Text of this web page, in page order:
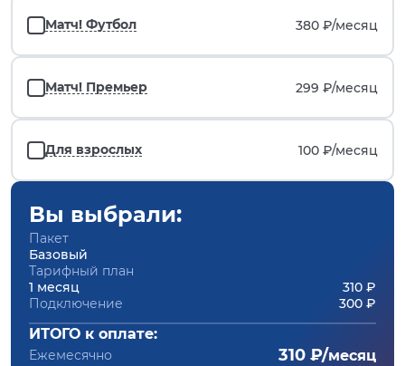
Матч! Футбол 380 ₽/месяц
Матч! Премьер 299 ₽/месяц
Для взрослых 100 ₽/месяц
Вы выбрали:
Пакет
Базовый
Тарифный план
1 месяц
310 ₽
Подключение
300 ₽
ИТОГО к оплате:
Ежемесячно 310 ₽/месяц